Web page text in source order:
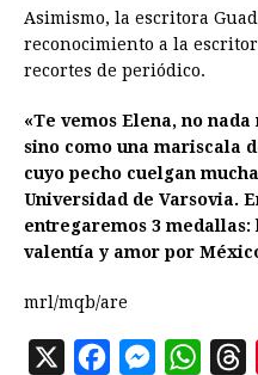
Asimismo, la escritora
reconocimiento a la
recortes de periódico.
«Te vemos Elena, no
sino como una mariscala
cuyo pecho cuelgan
Universidad de Varsovia.
entregaremos 3
valentía y amor por
mrl/mqb/are
X
M
W